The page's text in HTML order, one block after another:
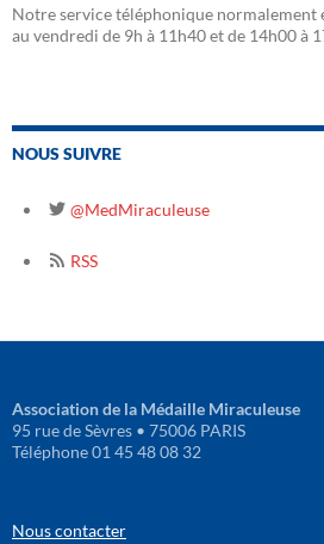
Notre service téléphonique normalement
au vendredi de 9h à 11h40 et de 14h00 à
NOUS SUIVRE
@MedMiraculeuse
RSS
Association de la Médaille Miraculeuse
95 rue de Sèvres • 75006 PARIS
Téléphone 01 45 48 08 32
Nous contacter